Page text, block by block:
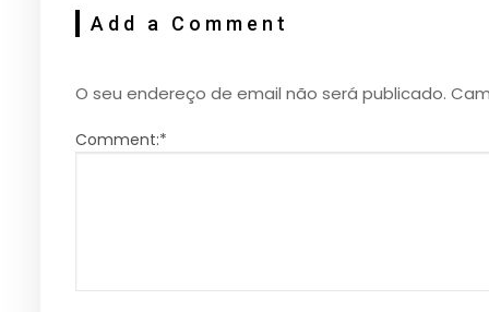
Add a Comment
O seu endereço de email não será publicado.
Comment:*